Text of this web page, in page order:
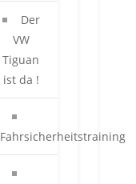
Der
VW
Tiguan
ist da !
Fahrsicherheitstraining